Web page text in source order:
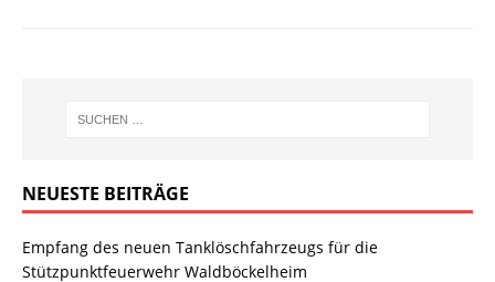
NEUESTE BEITRÄGE
Empfang des neuen Tanklöschfahrzeugs für die
Stützpunktfeuerwehr Waldböckelheim